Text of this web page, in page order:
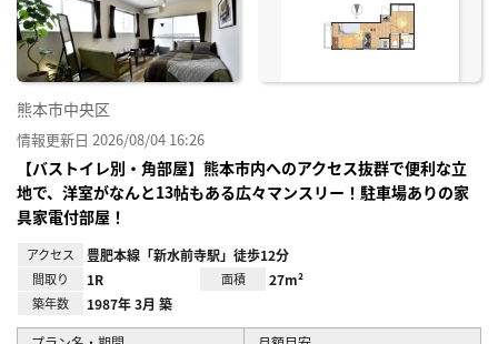
熊本市中央区
情報更新日 2026/08/04 16:26
【バストイレ別・角部屋】熊本市内へのアクセス抜群で便利な立
地で、洋室がなんと13帖もある広々マンスリー！駐車場ありの家
具家電付部屋！
アクセス 豊肥本線「新水前寺駅」徒歩12分
間取り 1R 面積 27m²
築年数 1987年 3月 築